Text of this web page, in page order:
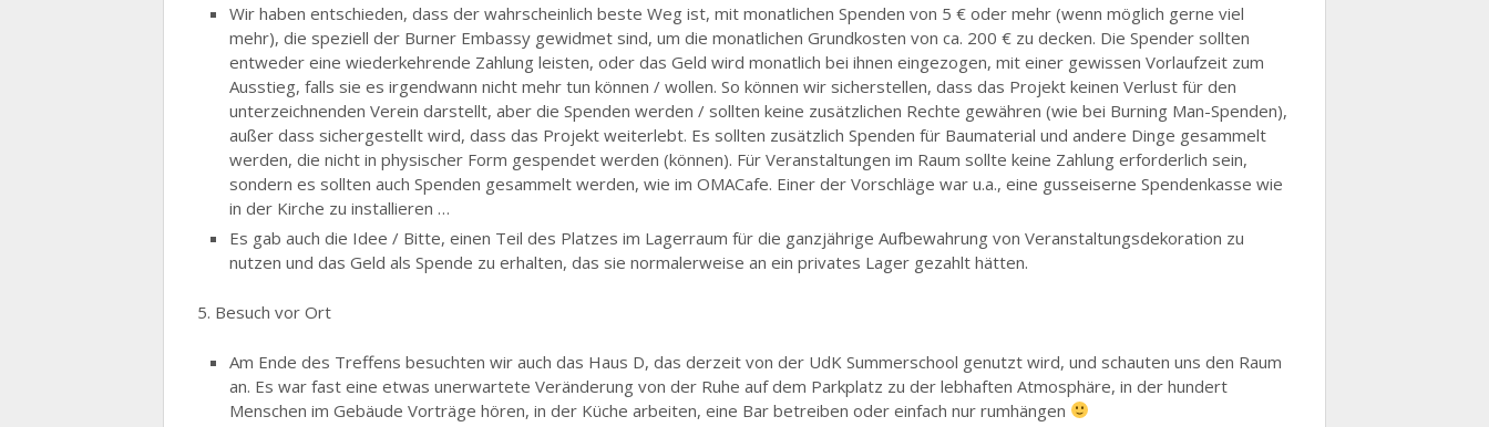
Wir haben entschieden, dass der wahrscheinlich beste Weg ist, mit monatlichen Spenden von 5 € oder mehr (wenn möglich gerne viel
mehr), die speziell der Burner Embassy gewidmet sind, um die monatlichen Grundkosten von ca. 200 € zu decken. Die Spender sollten
entweder eine wiederkehrende Zahlung leisten, oder das Geld wird monatlich bei ihnen eingezogen, mit einer gewissen Vorlaufzeit zum
Ausstieg, falls sie es irgendwann nicht mehr tun können / wollen. So können wir sicherstellen, dass das Projekt keinen Verlust für den
unterzeichnenden Verein darstellt, aber die Spenden werden / sollten keine zusätzlichen Rechte gewähren (wie bei Burning Man-Spenden),
außer dass sichergestellt wird, dass das Projekt weiterlebt. Es sollten zusätzlich Spenden für Baumaterial und andere Dinge gesammelt
werden, die nicht in physischer Form gespendet werden (können). Für Veranstaltungen im Raum sollte keine Zahlung erforderlich sein,
sondern es sollten auch Spenden gesammelt werden, wie im OMACafe. Einer der Vorschläge war u.a., eine gusseiserne Spendenkasse wie
in der Kirche zu installieren …
Es gab auch die Idee / Bitte, einen Teil des Platzes im Lagerraum für die ganzjährige Aufbewahrung von Veranstaltungsdekoration zu
nutzen und das Geld als Spende zu erhalten, das sie normalerweise an ein privates Lager gezahlt hätten.
5. Besuch vor Ort
Am Ende des Treffens besuchten wir auch das Haus D, das derzeit von der UdK Summerschool genutzt wird, und schauten uns den Raum
an. Es war fast eine etwas unerwartete Veränderung von der Ruhe auf dem Parkplatz zu der lebhaften Atmosphäre, in der hundert
Menschen im Gebäude Vorträge hören, in der Küche arbeiten, eine Bar betreiben oder einfach nur rumhängen